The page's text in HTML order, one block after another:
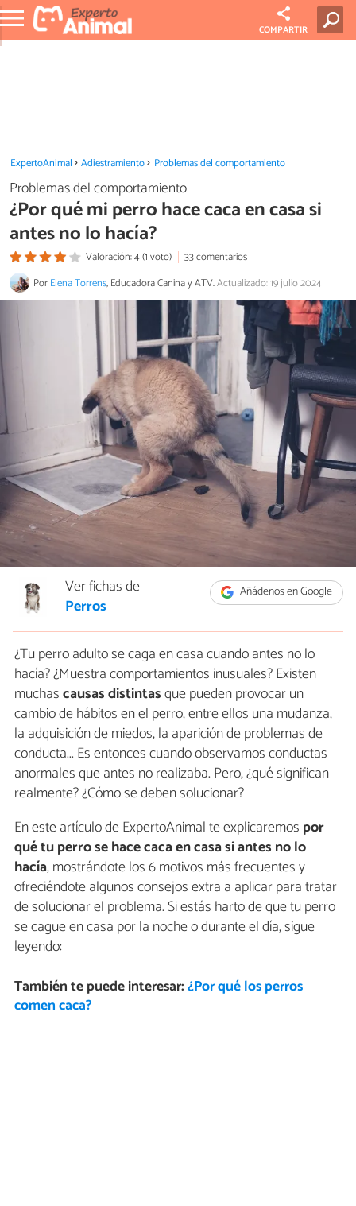
COMPARTIR
ExpertoAnimal Adiestramiento Problemas del comportamiento
Problemas del comportamiento
¿Por qué mi perro hace caca en casa si
antes no lo hacía?
Valoración: 4 (1 voto)
33 comentarios
PorElena Torrens, Educadora Canina y ATV.Actualizado: 19 julio 2024
Añádenos en Google
Ver fichas de
Perros
¿Tu perro adulto se caga en casa cuando antes no lo
hacía? ¿Muestra comportamientos inusuales? Existen
muchascausas distintasque pueden provocar un
cambio de hábitos en el perro, entre ellos una mudanza,
la adquisición de miedos, la aparición de problemas de
conducta... Es entonces cuando observamos conductas
anormales que antes no realizaba. Pero, ¿qué significan
realmente? ¿Cómo se deben solucionar?
En este artículo de ExpertoAnimal te explicaremos por
qué tu perro se hace caca en casa si antes no lo
hacía, mostrándote los 6 motivos más frecuentes y
ofreciéndote algunos consejos extra a aplicar para tratar
de solucionar el problema. Si estás harto de que tu perro
se cague en casa por la noche o durante el día, sigue
leyendo:
También te puede interesar:¿Por qué los perros
comen caca?